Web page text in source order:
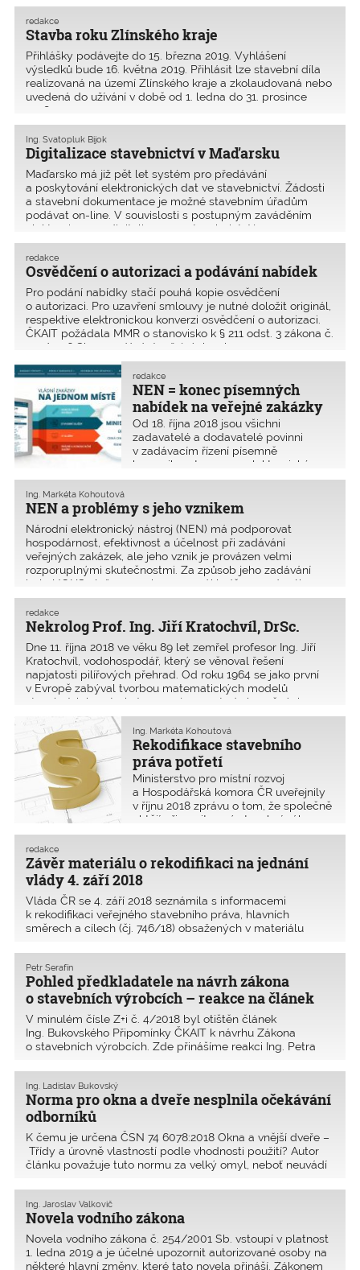
Stavba roku Zlínského kraje
redakce
Přihlášky podávejte do 15. března 2019. Vyhlášení
výsledků bude 16. května 2019. Přihlásit lze stavební díla
realizovaná na území Zlínského kraje a ­zkolaudovaná nebo
uvedená do užívání v době od 1. ledna do 31. prosince
2018.
Digitalizace stavebnictví v Maďarsku
Ing. Svatopluk Bijok
Maďarsko má již pět let systém pro předávání
a poskytování elektronických dat ve stavebnictví. Žádosti
a stavební dokumentace je možné stavebním úřadům
podávat on-line. V souvislosti s postupným zaváděním
elektronizace a digitalizace ve stavebnictví jsem se na
posle
Osvědčení o autorizaci a podávání nabídek
redakce
Pro podání nabídky stačí pouhá kopie osvědčení
o autorizaci. Pro uzavření smlouvy je nutné doložit originál,
respektive elektronickou konverzi osvědčení o autorizaci.
ČKAIT požádala MMR o stanovisko k § 211 odst. 3 zákona č.
134/2016 Sb., o zadávání veřejných zak
NEN = konec písemných
nabídek na veřejné zakázky
redakce
Od 18. října 2018 jsou všichni
zadavatelé a dodavatelé povinni
v zadávacím řízení písemně
komunikovat pouze v elektronické
formě, a to i u zakázek, které byly
2018 již zadavatel nesmí umožnit
podávání listinných nabídek.
NEN a problémy s jeho vznikem
Ing. Markéta Kohoutová
Národní elektronický nástroj (NEN) má podporovat
hospodárnost, efektivnost a účelnost při zadávání
veřejných zakázek, ale jeho vznik je provázen velmi
rozporuplnými skutečnostmi. Za způsob jeho zadávání
byly UOHS uloženy sankce a na základě provedeného
auditu MMR mělo vr
Nekrolog Prof. Ing. Jiří Kratochvíl, DrSc.
redakce
Dne 11. října 2018 ve věku 89 let zemřel profesor Ing. Jiří
Kratochvíl, vodohospodář, který se věnoval řešení
napjatosti pilířových přehrad. Od roku 1964 se jako první
v Evropě zabýval tvorbou matematických modelů
stavebních konstrukcí a rozvojem metody konečných
Rekodifikace stavebního
práva potřetí
Ing. Markéta Kohoutová
Ministerstvo pro místní rozvoj
a Hospodářská komora ČR uveřejnily
v říjnu 2018 zprávu o tom, že společně
chtějí připravit nový stavební zákon,
který by podle jejich harmonogramu
v roce 2021. Návrh věcného záměru
by měl vzn
Závěr materiálu o rekodifikaci na jednání
vlády 4. září 2018
redakce
Vláda ČR se 4. září 2018 seznámila s informacemi
k rekodifikaci veřejného stavebního práva, hlavních
směrech a cílech (čj. 746/18) obsažených v materiálu
shrnutí Předkládaný materiál byl vypracován Ministerst
Pohled předkladatele na návrh zákona
o stavebních výrobcích – reakce na článek
Petr Serafín
V minulém čísle Z+i č. 4/2018 byl otištěn článek
Ing. Bukovského Připomínky ČKAIT k návrhu Zákona
o stavebních výrobcích. Zde přinášíme reakci Ing. Petra
z Ministerstva průmyslu a obchodu. V perexu článku
Norma pro okna a dveře nesplnila očekávání
odborníků
Ing. Ladislav Bukovský
K čemu je určena ČSN 74 6078:2018 Okna a vnější dveře –
Třídy a úrovně vlastností podle vhodnosti použití? Autor
článku považuje tuto normu za velký omyl, neboť neuvádí
jejich návrh a výběr výrobků pro je
Novela vodního zákona
Ing. Jaroslav Valkovič
Novela vodního zákona č. 254/2001 Sb. vstoupí v platnost
1. ledna 2019 a je účelné upozornit autorizované osoby na
některé hlavní změny, které tato novela přináší. Zákonem